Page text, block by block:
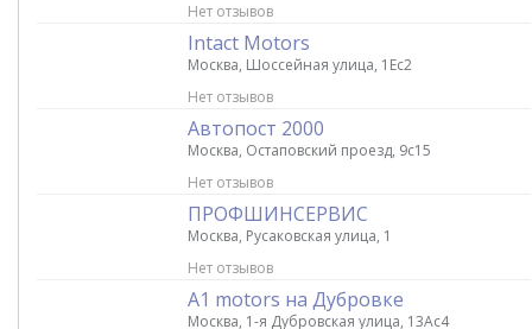
Нет отзывов
Intact Motors
Москва, Шоссейная улица, 1Ес2
Нет отзывов
Автопост 2000
Москва, Остаповский проезд, 9с15
Нет отзывов
ПРОФШИНСЕРВИС
Москва, Русаковская улица, 1
Нет отзывов
A1 motors на Дубровке
Москва, 1-я Дубровская улица, 13Ас4